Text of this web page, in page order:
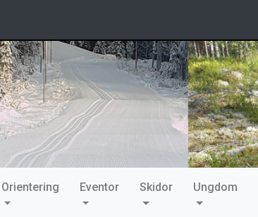
Orientering Eventor Skidor Ungdom